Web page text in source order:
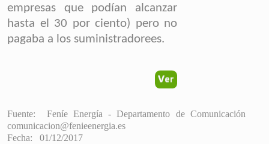
empresas que podían alcanzar
hasta el 30 por ciento) pero no
pagaba a los suministradorees.
Fuente:
Feníe Energía - Departamento
comunicacion@fenieenergia.es
Fecha: 01/12/2017